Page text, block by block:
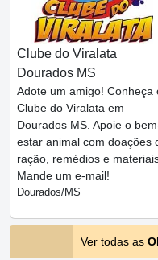
Clube do Viralata
Dourados MS
Adote um amigo! Conheça
Clube do Viralata em
Dourados MS. Apoie o
estar animal com doações
ração, remédios e
Mande um e-mail!
Dourados/MS
Ver todas as